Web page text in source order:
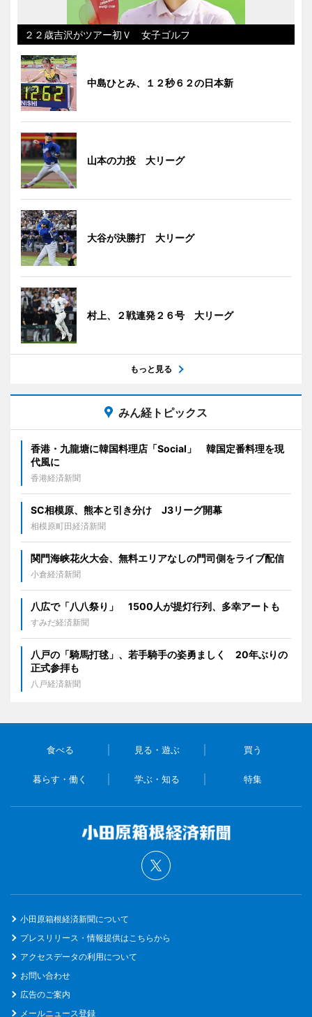
２２歳吉沢がツアー初Ｖ 女子ゴルフ
中島ひとみ、１２秒６２の日本新
山本の力投 大リーグ
大谷が決勝打 大リーグ
村上、２戦連発２６号 大リーグ
もっと見る
みん経トピックス
香港・九龍塘に韓国料理店「Social」 韓国定番料理を現
代風に
香港経済新聞
SC相模原、熊本と引き分け J3リーグ開幕
相模原町田経済新聞
関門海峡花火大会、無料エリアなしの門司側をライブ配信
小倉経済新聞
八広で「八八祭り」 1500人が提灯行列、多幸アートも
すみだ経済新聞
八戸の「騎馬打毬」、若手騎手の姿勇ましく 20年ぶりの
正式参拝も
八戸経済新聞
食べる 見る・遊ぶ 買う
暮らす・働く 学ぶ・知る 特集
小田原箱根経済新聞について
プレスリリース・情報提供はこちらから
アクセスデータの利用について
お問い合わせ
広告のご案内
メールニュース登録